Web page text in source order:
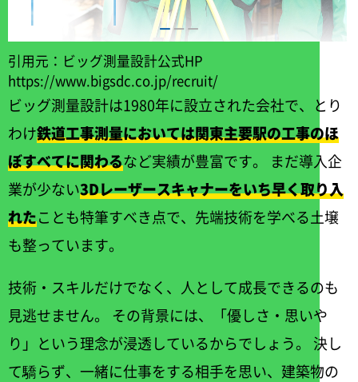
引用元：ビッグ測量設計公式HP
https://www.bigsdc.co.jp/recruit/
ビッグ測量設計は1980年に設立された会社で、とり
わけ鉄道工事測量においては関東主要駅の工事のほ
ぼすべてに関わるなど実績が豊富です。 まだ導入企
業が少ない3Dレーザースキャナーをいち早く取り入
れたことも特筆すべき点で、先端技術を学べる土壌
も整っています。
技術・スキルだけでなく、人として成長できるのも
見逃せません。 その背景には、「優しさ・思いや
り」という理念が浸透しているからでしょう。 決し
て驕らず、一緒に仕事をする相手を思い、建築物の